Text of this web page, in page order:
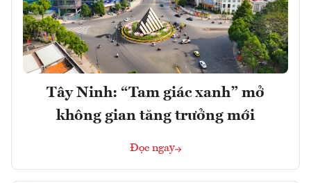
Tây Ninh: “Tam giác xanh” mở
không gian tăng trưởng mới
Đọc ngay